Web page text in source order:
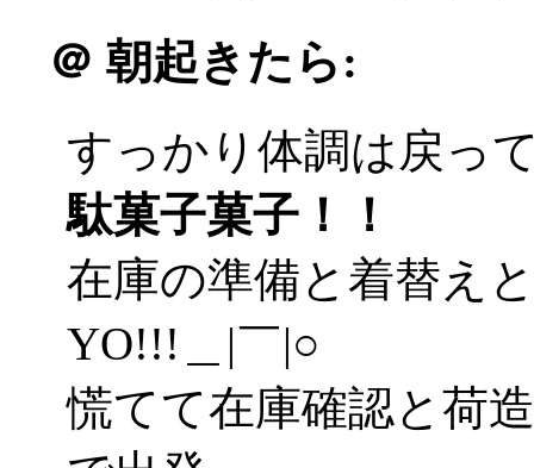
＠ 朝起きたら:
すっかり体調は戻っ
駄菓子菓子！！
在庫の準備と着替え
YO!!!＿|￣|○
慌てて在庫確認と荷